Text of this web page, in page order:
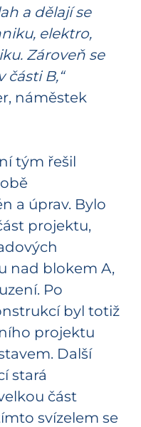
a dělají se
elektro,
Zároveň se
B,“
náměstek
tým řešil
a úprav. Bylo
projektu,
nad blokem A,
Po
byl totiž
projektu
Další
stará
část
svízelem se